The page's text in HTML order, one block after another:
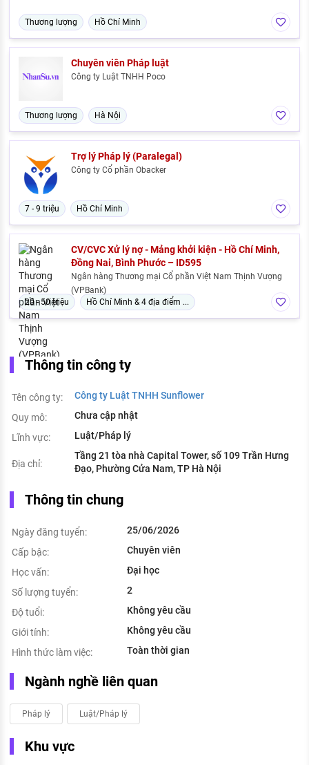
Thương lượng Hồ Chí Minh
Chuyên viên Pháp luật
Công ty Luật TNHH Poco
Thương lượng Hà Nội
Trợ lý Pháp lý (Paralegal)
Công ty Cổ phần Obacker
7 - 9 triệu Hồ Chí Minh
CV/CVC Xử lý nợ - Mảng khởi kiện - Hồ Chí Minh,
Đồng Nai, Bình Phước – ID595
Ngân hàng Thương mại Cổ phần Việt Nam Thịnh Vượng
(VPBank)
20 - 50 triệu
Hồ Chí Minh & 4 địa điểm ...
Thông tin công ty
Tên công ty:
Công ty Luật TNHH Sunflower
Quy mô:
Chưa cập nhật
Lĩnh vực:
Luật/Pháp lý
Địa chỉ:
Tầng 21 tòa nhà Capital Tower, số 109 Trần Hưng
Đạo, Phường Cửa Nam, TP Hà Nội
Thông tin chung
Ngày đăng tuyển:
25/06/2026
Cấp bậc:
Chuyên viên
Học vấn:
Đại học
Số lượng tuyển:
2
Độ tuổi:
Không yêu cầu
Giới tính:
Không yêu cầu
Hình thức làm việc:
Toàn thời gian
Ngành nghề liên quan
Pháp lý Luật/Pháp lý
Khu vực